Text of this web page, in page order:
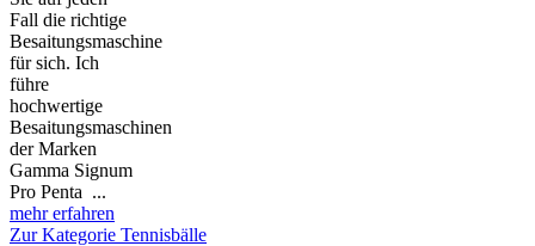
Fall die richtige
Besaitungsmaschine
für sich. Ich
führe
hochwertige
Besaitungsmaschinen
der Marken
Gamma Signum
Pro Penta ...
mehr erfahren
Zur Kategorie Tennisbälle